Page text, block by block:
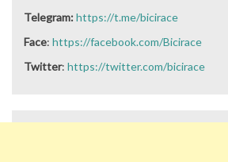
Telegram:https://t.me/bicirace
Face: https://facebook.com/Bicirace
Twitter: https://twitter.com/bicirace